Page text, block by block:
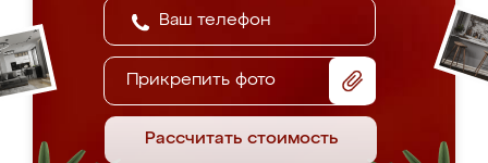
Прикрепить фото
Рассчитать стоимость